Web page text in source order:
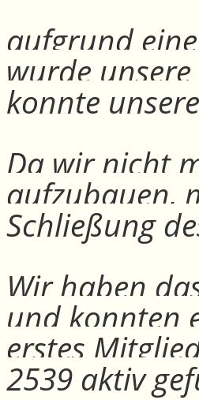
aufgrund
wurde
konnte
Da wir nicht
aufzubauen,
Schließung
Wir haben
und konnten
erstes
2539 aktiv